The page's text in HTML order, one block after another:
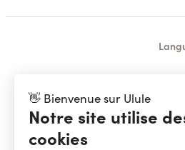
👋 Bienvenue sur Ulule
Notre site utilise
cookies
Voir